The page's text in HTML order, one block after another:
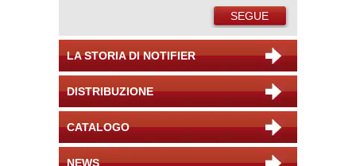
SEGUE
LA STORIA DI NOTIFIER
DISTRIBUZIONE
CATALOGO
NEWS